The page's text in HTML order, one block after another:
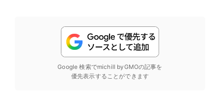
Google 検索でmichill byGMOの記事を
優先表示することができます